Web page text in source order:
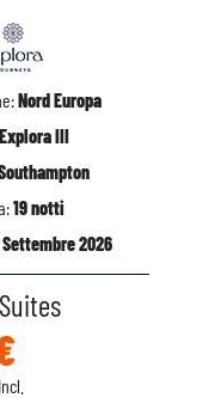
Nord Europa
Explora III
19 notti
2026